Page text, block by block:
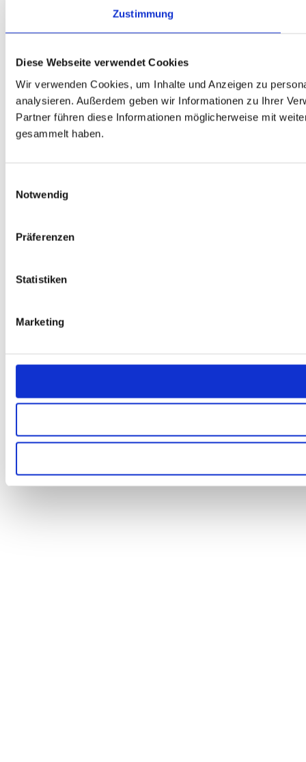
Zustimmung
Diese Webseite verwendet Cookies
Wir verwenden Cookies, um Inhalte und Anzeigen zu
analysieren. Außerdem geben wir Informationen zu Ihrer
Partner führen diese Informationen möglicherweise mit
gesammelt haben.
Notwendig
Präferenzen
Statistiken
Marketing